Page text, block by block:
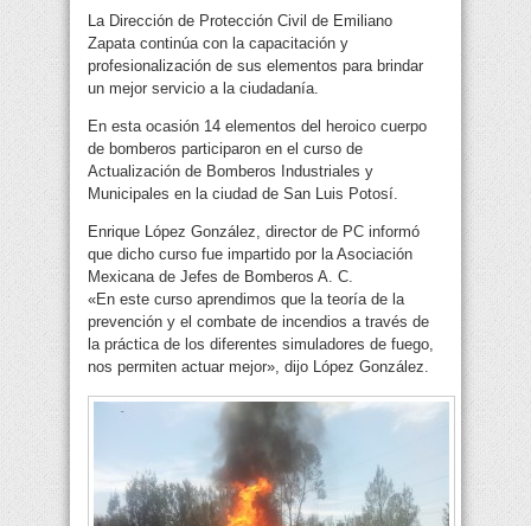
La Dirección de Protección Civil de Emiliano
Zapata continúa con la capacitación y
profesionalización de sus elementos para brindar
un mejor servicio a la ciudadanía.
En esta ocasión 14 elementos del heroico cuerpo
de bomberos participaron en el curso de
Actualización de Bomberos Industriales y
Municipales en la ciudad de San Luis Potosí.
Enrique López González, director de PC informó
que dicho curso fue impartido por la Asociación
Mexicana de Jefes de Bomberos A. C.
«En este curso aprendimos que la teoría de la
prevención y el combate de incendios a través de
la práctica de los diferentes simuladores de fuego,
nos permiten actuar mejor», dijo López González.